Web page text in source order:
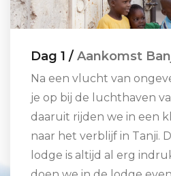
Dag 1 / Aankomst
Na een vlucht van
je op bij de luchthaven
daaruit rijden we in een
naar het verblijf in Tanji.
lodge is altijd al erg